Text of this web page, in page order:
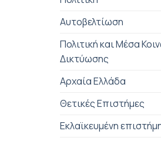
Αυτοβελτίωση
Πολιτική και Μέσα
Δικτύωσης
Αρχαία Ελλάδα
Θετικές Επιστήμες
Εκλαϊκευμένη